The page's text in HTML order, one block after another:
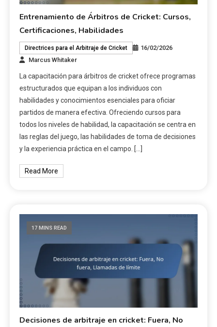
Entrenamiento de Árbitros de Cricket: Cursos,
Certificaciones, Habilidades
Directrices para el Arbitraje de Cricket
16/02/2026
Marcus Whitaker
La capacitación para árbitros de cricket ofrece programas
estructurados que equipan a los individuos con
habilidades y conocimientos esenciales para oficiar
partidos de manera efectiva. Ofreciendo cursos para
todos los niveles de habilidad, la capacitación se centra en
las reglas del juego, las habilidades de toma de decisiones
y la experiencia práctica en el campo. […]
Read More
17 MINS READ
Decisiones de arbitraje en cricket: Fuera, No